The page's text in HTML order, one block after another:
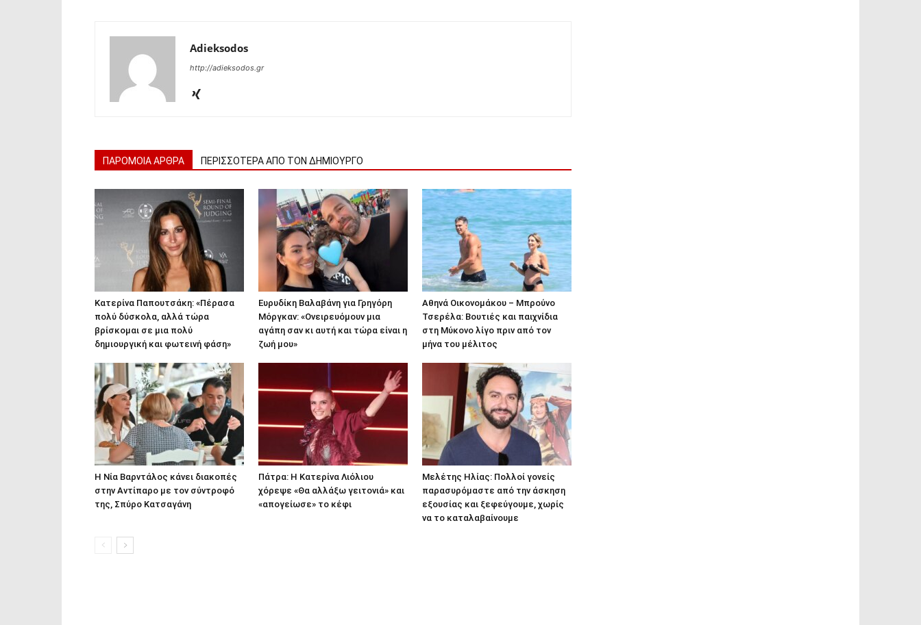
Adieksodos
http://adieksodos.gr
ΠΑΡΟΜΟΙΑ ΑΡΘΡΑ ΠΕΡΙΣΣΟΤΕΡΑ ΑΠΟ ΤΟΝ ΔΗΜΙΟΥΡΓΟ
Κατερίνα Παπουτσάκη: «Πέρασα
πολύ δύσκολα, αλλά τώρα
βρίσκομαι σε μια πολύ
δημιουργική και φωτεινή φάση»
Ευρυδίκη Βαλαβάνη για Γρηγόρη
Μόργκαν: «Ονειρευόμουν μια
αγάπη σαν κι αυτή και τώρα είναι η
ζωή μου»
Αθηνά Οικονομάκου – Μπρούνο
Τσερέλα: Βουτιές και παιχνίδια
στη Μύκονο λίγο πριν από τον
μήνα του μέλιτος
Η Νία Βαρντάλος κάνει διακοπές
στην Αντίπαρο με τον σύντροφό
της, Σπύρο Κατσαγάνη
Πάτρα: Η Κατερίνα Λιόλιου
χόρεψε «Θα αλλάξω γειτονιά» και
«απογείωσε» το κέφι
Μελέτης Ηλίας: Πολλοί γονείς
παρασυρόμαστε από την άσκηση
εξουσίας και ξεφεύγουμε, χωρίς
να το καταλαβαίνουμε